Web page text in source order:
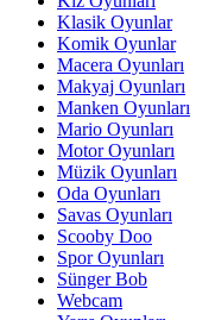
Klasik Oyunlar
Komik Oyunlar
Macera Oyunları
Makyaj Oyunları
Manken Oyunları
Mario Oyunları
Motor Oyunları
Müzik Oyunları
Oda Oyunları
Savas Oyunları
Scooby Doo
Spor Oyunları
Sünger Bob
Webcam